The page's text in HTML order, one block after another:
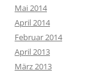
Mai 2014
April 2014
Februar 2014
April 2013
März 2013